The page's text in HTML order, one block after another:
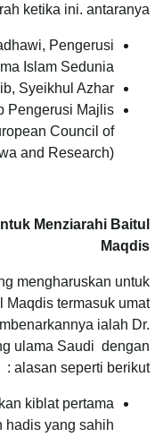
ketika ini. antaranya :
Pengerusi
Islam Sedunia
Syeikhul Azhar
Pengerusi Majlis
Council of
and Research)
Menziarahi Baitul
Maqdis
mengharuskan untuk
termasuk umat
ialah Dr.
ulama Saudi dengan
alasan seperti berikut :
kiblat pertama
hadis yang sahih